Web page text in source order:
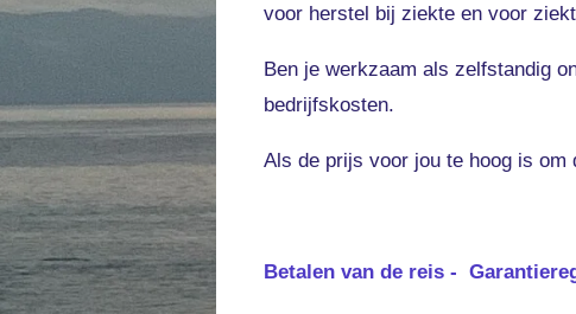
voor herstel bij ziekte en voor
Ben je werkzaam als zelfstandig
bedrijfskosten.
Als de prijs voor jou te hoog is om
Betalen van de reis -